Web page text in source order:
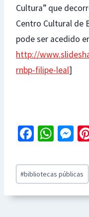
Cultura” que
Centro Cultural de
pode ser acedido
http://
rnbp-filipe-leal]
Fa
b
o
o
W
at
sA
p
M
se
n
ge
Post
Tags:
#bibliotecas públicas